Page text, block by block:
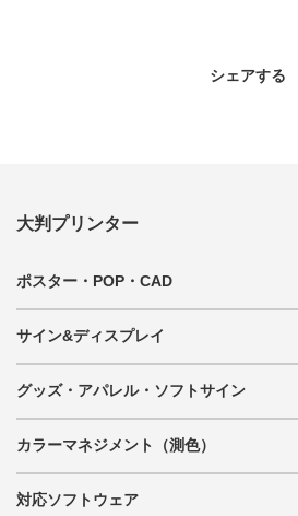
シェアする
大判プリンター
ポスター・POP・CAD
サイン&ディスプレイ
グッズ・アパレル・ソフトサイン
カラーマネジメント（測色）
対応ソフトウェア